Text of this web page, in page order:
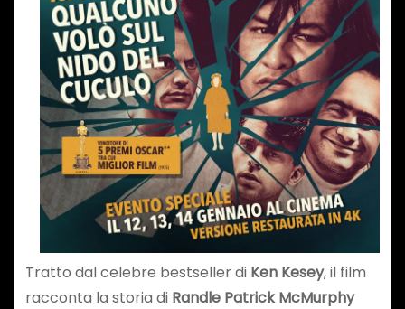
Tratto dal celebre bestseller di Ken Kesey, il film
racconta la storia di Randle Patrick McMurphy